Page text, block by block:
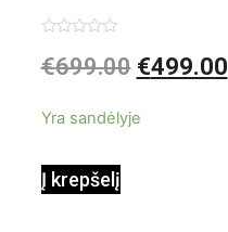
kondicionierius
0
iš
€699.00 €499.00
Yra sandėlyje
Į krepšelį